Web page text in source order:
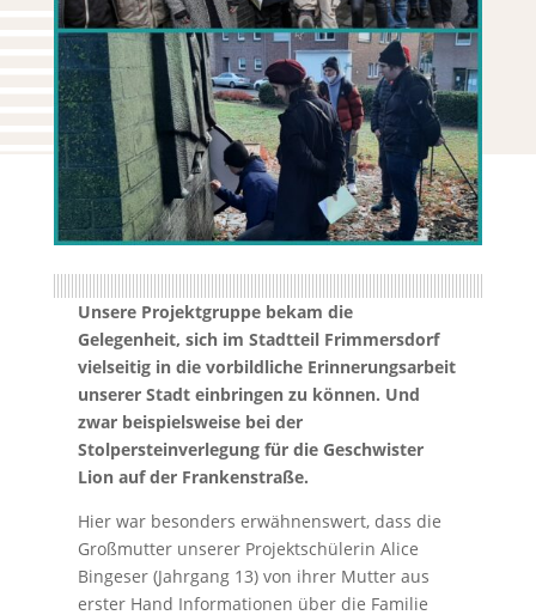
Unsere Projektgruppe bekam die
Gelegenheit, sich im Stadtteil Frimmersdorf
vielseitig in die vorbildliche Erinnerungsarbeit
unserer Stadt einbringen zu können. Und
zwar beispielsweise bei der
Stolpersteinverlegung für die Geschwister
Lion auf der Frankenstraße.
Hier war besonders erwähnenswert, dass die
Großmutter unserer Projektschülerin Alice
Bingeser (Jahrgang 13) von ihrer Mutter aus
erster Hand Informationen über die Familie